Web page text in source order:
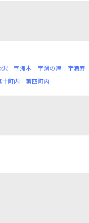
沢 字洲本 字渭の津
字満寿
十町内
第四町内